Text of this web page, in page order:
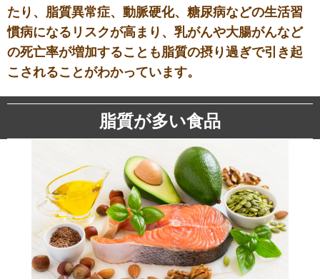
たり、脂質異常症、動脈硬化、糖尿病などの生活習
慣病になるリスクが高まり、乳がんや大腸がんなど
の死亡率が増加することも脂質の摂り過ぎで引き起
こされることがわかっています。
脂質が多い食品